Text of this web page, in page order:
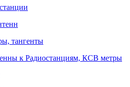
тангенты
к Радиостанциям, КСВ метры